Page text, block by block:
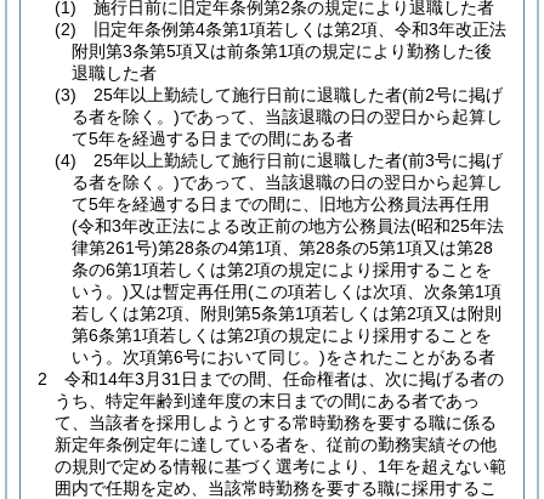
(1)
施行日前に旧定年条例第2条の規定により退職した者
(2)
旧定年条例第4条第1項若しくは第2項、令和3年改正法
附則第3条第5項又は前条第1項の規定により勤務した後
退職した者
(3)
25年以上勤続して施行日前に退職した者(前2号に掲げ
る者を除く。)であって、当該退職の日の翌日から起算し
て5年を経過する日までの間にある者
(4)
25年以上勤続して施行日前に退職した者(前3号に掲げ
る者を除く。)であって、当該退職の日の翌日から起算し
て5年を経過する日までの間に、旧地方公務員法再任用
(令和3年改正法による改正前の地方公務員法(昭和25年法
律第261号)第28条の4第1項、第28条の5第1項又は第28
条の6第1項若しくは第2項の規定により採用することを
いう。)又は暫定再任用(この項若しくは次項、次条第1項
若しくは第2項、附則第5条第1項若しくは第2項又は附則
第6条第1項若しくは第2項の規定により採用することを
いう。次項第6号において同じ。)をされたことがある者
2
令和14年3月31日までの間、任命権者は、次に掲げる者の
うち、特定年齢到達年度の末日までの間にある者であっ
て、当該者を採用しようとする常時勤務を要する職に係る
新定年条例定年に達している者を、従前の勤務実績その他
の規則で定める情報に基づく選考により、1年を超えない範
囲内で任期を定め、当該常時勤務を要する職に採用するこ